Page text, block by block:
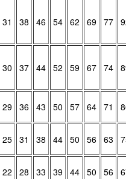
31 38 46 54 62 69 77
30 37 44 52 59 67 74
29 36 43 50 57 64 71
25 31 38 44 50 56 63
22 28 33 39 44 50 56